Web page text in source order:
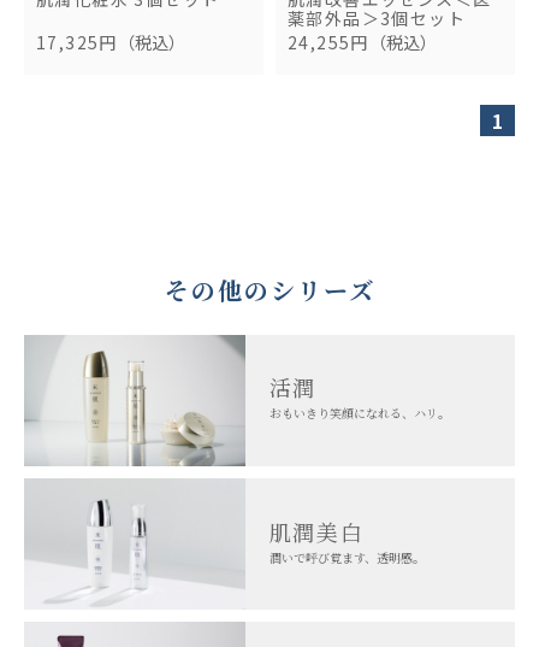
17,325円 （税込）
薬部外品＞3個セット
24,255円 （税込）
1
その他のシリーズ
活潤
おもいきり笑顔になれる、ハリ。
肌潤美白
潤いで呼び覚ます、透明感。